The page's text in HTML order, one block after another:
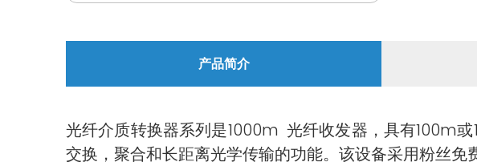
产品简介
光纤介质转换器系列是1000m 光纤收发器，具有100m
交换，聚合和长距离光学传输的功能。该设备采用粉丝